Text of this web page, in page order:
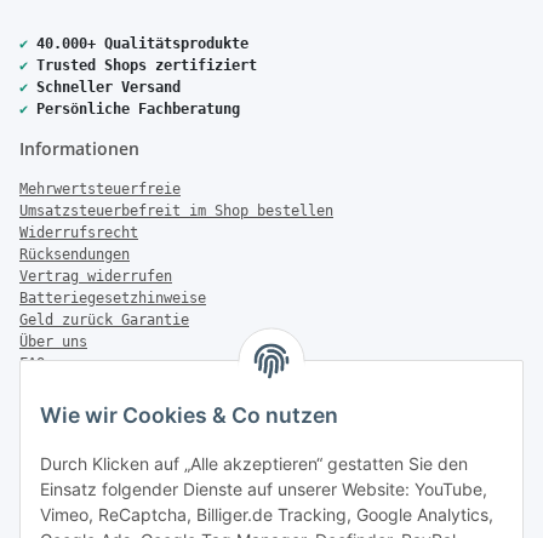
Wie wir Cookies & Co nutzen
Durch Klicken auf „Alle akzeptieren“ gestatten Sie den
Einsatz folgender Dienste auf unserer Website: YouTube,
Vimeo, ReCaptcha, Billiger.de Tracking, Google Analytics,
✔ 40.000+ Qualitätsprodukte
✔ Trusted Shops zertifiziert
✔ Schneller Versand
✔ Persönliche Fachberatung
Informationen
Mehrwertsteuerfreie
Umsatzsteuerbefreit im Shop bestellen
Widerrufsrecht
Rücksendungen
Vertrag widerrufen
Batteriegesetzhinweise
Geld zurück Garantie
Über uns
FAQ
Zahlung & Versand